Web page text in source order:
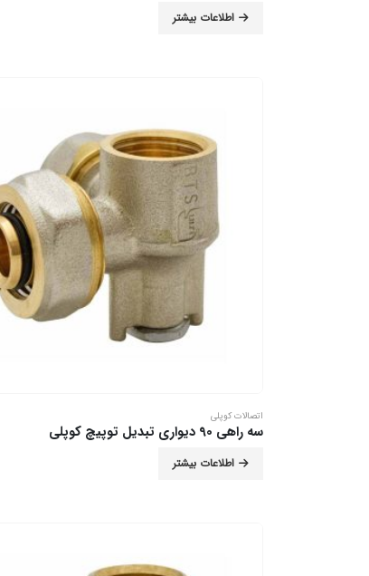
اطلاعات بیشتر
اتصالات کوپلی
سه راهی 90 دیواری تبدیل توپیچ کوپلی
اطلاعات بیشتر